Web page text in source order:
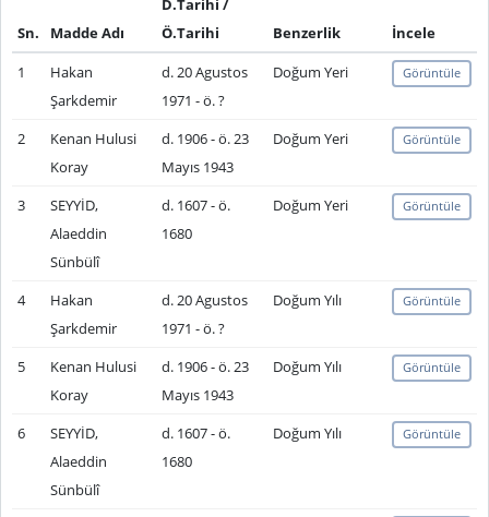
Sn. Madde Adı
D.Tarihi /
Ö.Tarihi
Benzerlik
İncele
1
Hakan
Şarkdemir
d. 20 Agustos
1971 - ö. ?
Doğum Yeri Görüntüle
2
Kenan Hulusi
Koray
d. 1906 - ö. 23
Mayıs 1943
Doğum Yeri Görüntüle
3
SEYYİD,
Alaeddin
Sünbülî
d. 1607 - ö.
1680
Doğum Yeri Görüntüle
4
Hakan
Şarkdemir
d. 20 Agustos
1971 - ö. ?
Doğum Yılı Görüntüle
5
Kenan Hulusi
Koray
d. 1906 - ö. 23
Mayıs 1943
Doğum Yılı Görüntüle
6
SEYYİD,
Alaeddin
Sünbülî
d. 1607 - ö.
1680
Doğum Yılı Görüntüle